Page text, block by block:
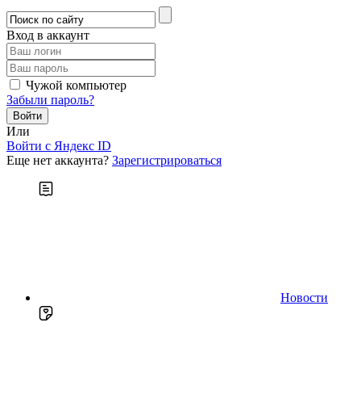
Вход в аккаунт
Чужой компьютер
Забыли пароль?
Или
Войти c Яндекс ID
Еще нет аккаунта? Зарегистрироваться
Новости